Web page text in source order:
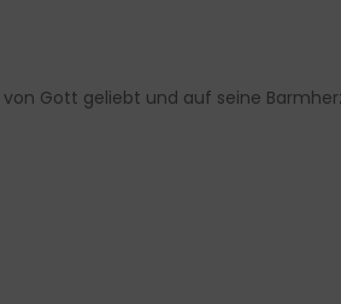
von Gott geliebt und auf seine